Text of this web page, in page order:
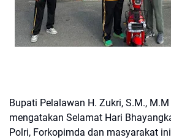
Bupati Pelalawan H. Zukri, S.M.,
mengatakan Selamat Hari
Polri, Forkopimda dan masyarakat